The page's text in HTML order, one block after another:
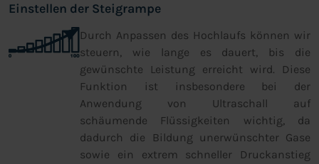
Einstellen der Steigrampe
Durch Anpassen des Hochlaufs können wir
steuern, wie lange es dauert, bis die
gewünschte Leistung erreicht wird. Diese
Funktion ist insbesondere bei der
Anwendung von Ultraschall auf
schäumende Flüssigkeiten wichtig, da
dadurch die Bildung unerwünschter Gase
sowie ein extrem schneller Druckanstieg